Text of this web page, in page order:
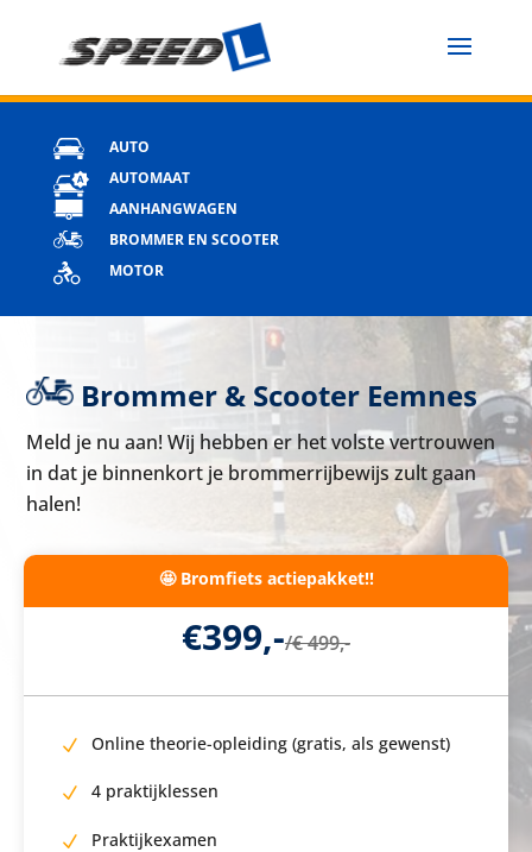
AUTO
AUTOMAAT
AANHANGWAGEN
BROMMER EN SCOOTER
MOTOR
Brommer & Scooter Eemnes
Meld je nu aan! Wij hebben er het volste vertrouwen
in dat je binnenkort je brommerrijbewijs zult gaan
halen!
🤩 Bromfiets actiepakket!!
€399,-/€ 499,-
Online theorie-opleiding (gratis, als gewenst)
4 praktijklessen
Praktijkexamen